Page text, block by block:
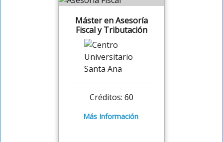
Máster en Asesoría
Fiscal y Tributación
Créditos: 60
Más Información